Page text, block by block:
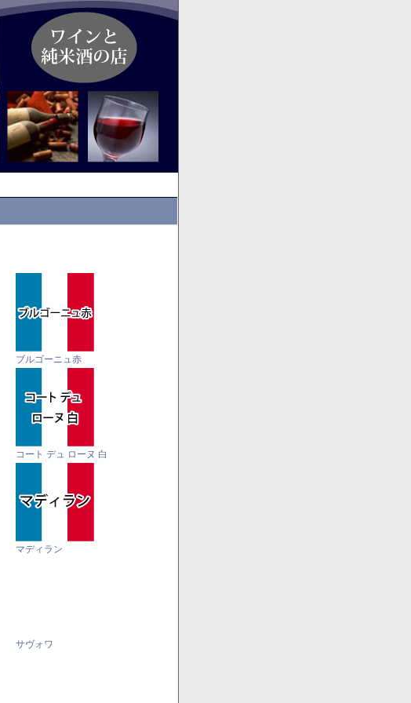
ブルゴーニュ赤
コート デュ ローヌ 白
マディラン
サヴォワ